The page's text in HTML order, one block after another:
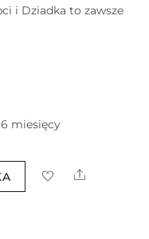
i Dziadka to zawsze
miesięcy
Share